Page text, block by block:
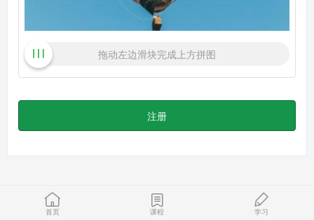
拖动左边滑块完成上方拼图
注册
首页 课程 学习